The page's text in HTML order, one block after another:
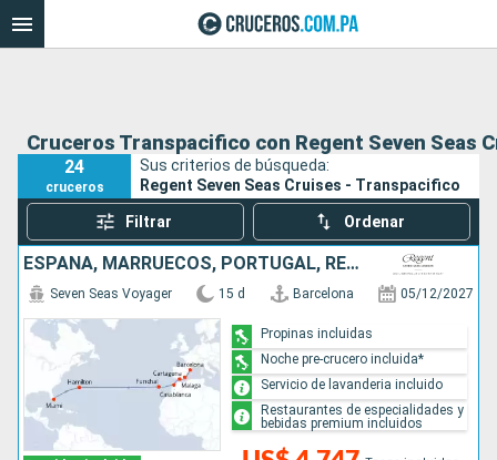
Cruceros Transpacifico con Regent Seven Seas
24
cruceros
Sus criterios de búsqueda:
Regent Seven Seas Cruises - Transpacifico
Filtrar Ordenar
ESPAÑA, MARRUECOS, PORTUGAL, REINO UNIDO, ESTADOS UNIDOS
Seven Seas Voyager 15 d Barcelona 05/12/2027
Propinas incluidas
Noche pre-crucero incluida*
Servicio de lavanderia incluido
Restaurantes de especialidades y
bebidas premium incluidos